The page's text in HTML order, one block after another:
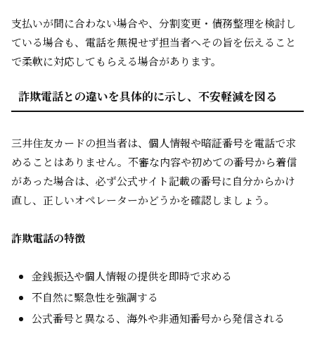
支払いが間に合わない場合や、分割変更・債務整理を検討し
ている場合も、電話を無視せず担当者へその旨を伝えること
で柔軟に対応してもらえる場合があります。
詐欺電話との違いを具体的に示し、不安軽減を図る
三井住友カードの担当者は、個人情報や暗証番号を電話で求
めることはありません。不審な内容や初めての番号から着信
があった場合は、必ず公式サイト記載の番号に自分からかけ
直し、正しいオペレーターかどうかを確認しましょう。
詐欺電話の特徴
金銭振込や個人情報の提供を即時で求める
不自然に緊急性を強調する
公式番号と異なる、海外や非通知番号から発信される